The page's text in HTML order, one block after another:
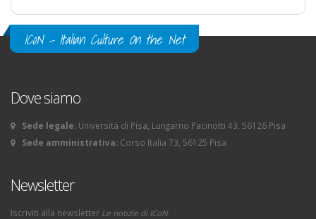
ICoN - Italian Culture On the Net
Dove siamo
Sede legale: Università di Pisa, Lungarno Pacinotti 43, 56126 Pisa
Sede amministrativa: Corso Italia 73, 56125 Pisa
Newsletter
Iscriviti alla newsletter Le notizie di ICoN